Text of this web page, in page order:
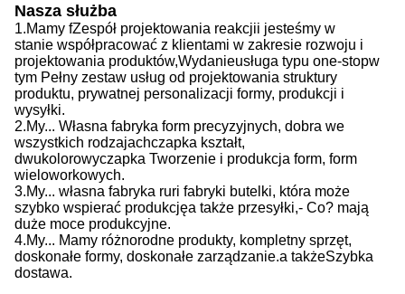
Nasza służba
1.Mamy fZespół projektowania reakcjii jesteśmy w
stanie współpracować z klientami w zakresie rozwoju i
projektowania produktów,Wydanieusługa typu one-stopw
tym Pełny zestaw usług od projektowania struktury
produktu, prywatnej personalizacji formy, produkcji i
wysyłki.
2.My... Własna fabryka form precyzyjnych, dobra we
wszystkich rodzajachczapka kształt,
dwukolorowyczapka Tworzenie i produkcja form, form
wieloworkowych.
3.My... własna fabryka ruri fabryki butelki, która może
szybko wspierać produkcjęa także przesyłki,- Co? mają
duże moce produkcyjne.
4.My... Mamy różnorodne produkty, kompletny sprzęt,
doskonałe formy, doskonałe zarządzanie.a takżeSzybka
dostawa.